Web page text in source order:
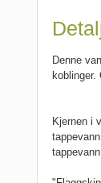
Denne
Kjernen i